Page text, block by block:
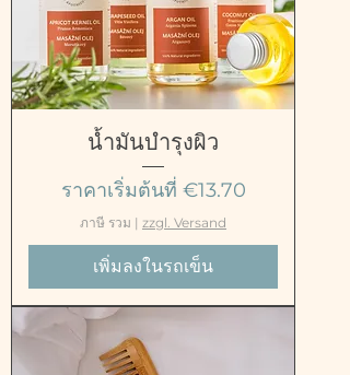
น้ำมันบำรุงผิว
ราคาเริ่มต้นที่ €13.70
ราคาขายลด
ภาษี รวม | zzgl. Versand
เพิ่มลงในรถเข็น